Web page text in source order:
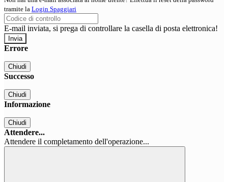
tramite la Login Spaggiari
E-mail inviata, si prega di controllare la casella di posta elettronica!
Errore
Chiudi
Successo
Chiudi
Informazione
Chiudi
Attendere...
Attendere il completamento dell'operazione...